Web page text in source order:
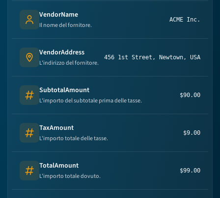
Person's name
VendorName
Il nome del fornitore.
ACME Inc.
Address
VendorAddress
L'indirizzo del fornitore.
456 1st Street, Newtown, USA
Number
SubtotalAmount
L'importo del subtotale prima delle tasse.
$90.00
Number
TaxAmount
L'importo totale delle tasse.
$9.00
Number
TotalAmount
L'importo totale dovuto.
$99.00